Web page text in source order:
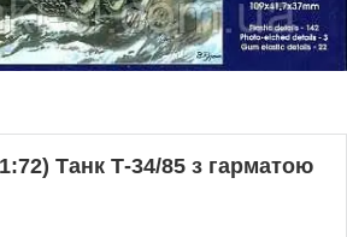
Танк Т-34/85 з гарматою